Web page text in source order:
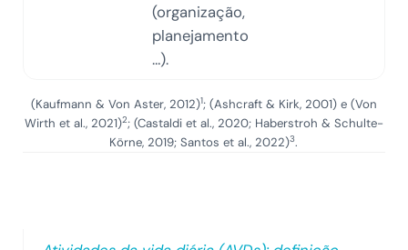
(organização,
planejamento
…).
(Kaufmann & Von Aster, 2012)1; (Ashcraft & Kirk, 2001) e (Von
Wirth et al., 2021)2; (Castaldi et al., 2020; Haberstroh & Schulte-
Körne, 2019; Santos et al., 2022)3.